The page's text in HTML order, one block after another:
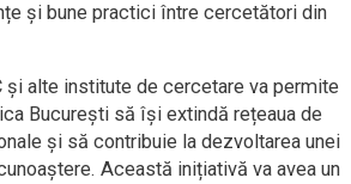
și bune practici între cercetători din
și alte institute de cercetare va permite
București să își extindă rețeaua de
și să contribuie la dezvoltarea unei
Această inițiativă va avea un